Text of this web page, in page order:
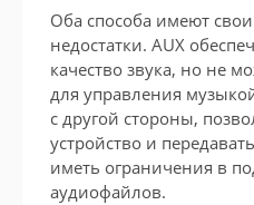
Оба способа имеют
недостатки. AUX
качество звука, но не
для управления
с другой стороны,
устройство и
иметь ограничения в
аудиофайлов.